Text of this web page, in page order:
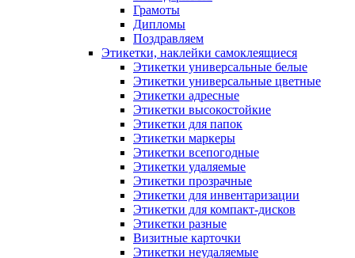
Грамоты
Дипломы
Поздравляем
Этикетки, наклейки самоклеящиеся
Этикетки универсальные белые
Этикетки универсальные цветные
Этикетки адресные
Этикетки высокостойкие
Этикетки для папок
Этикетки маркеры
Этикетки всепогодные
Этикетки удаляемые
Этикетки прозрачные
Этикетки для инвентаризации
Этикетки для компакт-дисков
Этикетки разные
Визитные карточки
Этикетки неудаляемые